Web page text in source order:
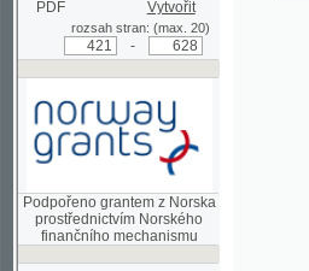
Podpořeno grantem z Norska
prostřednictvím Norského
hledat na aktuální
stránce